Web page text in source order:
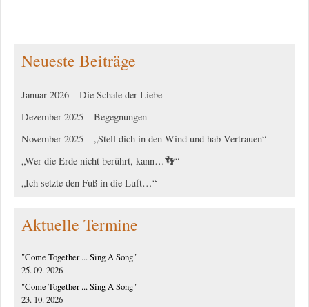
Neueste Beiträge
Januar 2026 – Die Schale der Liebe
Dezember 2025 – Begegnungen
November 2025 – „Stell dich in den Wind und hab Vertrauen“
„Wer die Erde nicht berührt, kann…👣“
„Ich setzte den Fuß in die Luft…“
Aktuelle Termine
"Come Together ... Sing A Song"
25. 09. 2026
"Come Together ... Sing A Song"
23. 10. 2026